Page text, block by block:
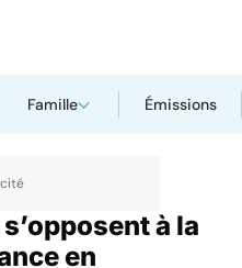
Famille Émissions
à la
en